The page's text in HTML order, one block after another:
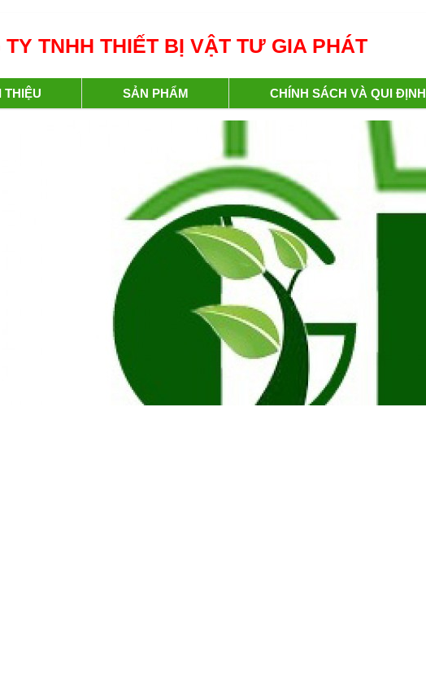
TY TNHH THIẾT BỊ VẬT TƯ GIA PHÁT
THIỆU SẢN PHẨM CHÍNH SÁCH VÀ QUI ĐỊNH